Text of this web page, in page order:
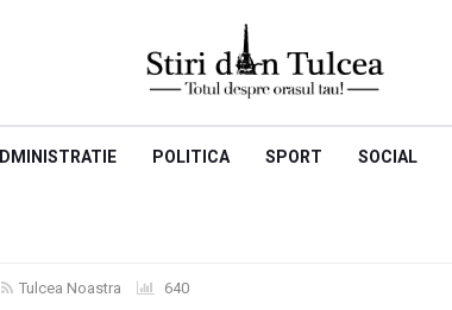
POLITICA SPORT SOCIAL
Tulcea Noastra 640